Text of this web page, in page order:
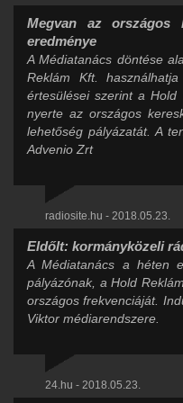
Megvan az országos
eredménye
A Médiatanács döntése
Reklám Kft.
értesülései szerint a Hold
nyerte az országos
lehetőség pályázatát. A
Advenio Zrt
radiosite.hu - 2018.05.23.
Eldőlt: kormányközeli
A Médiatanács a héten
pályázónak, a Hold
országos frekvenciáját.
Viktor médiarendszere.
24.hu - 2018.05.23.